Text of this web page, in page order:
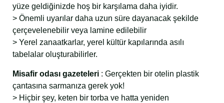
yüze geldiğinizde hoş bir karşılama daha iyidir.
> Önemli uyarılar daha uzun süre dayanacak şekilde
çerçevelenebilir veya lamine edilebilir
> Yerel zanaatkarlar, yerel kültür kapılarında asılı
tabelalar oluşturabilirler.
Misafir odası gazeteleri : Gerçekten bir otelin plastik
çantasına sarmanıza gerek yok!
> Hiçbir şey, keten bir torba ve hatta yeniden